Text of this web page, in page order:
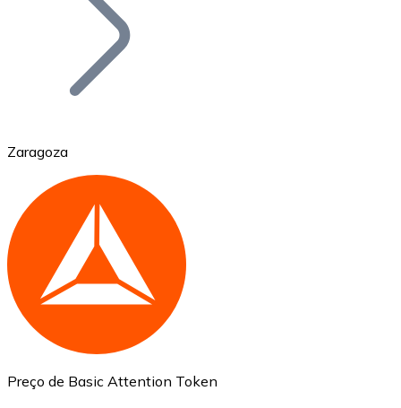
Ethereum
ETH
Zaragoza
Preço de Basic Attention Token